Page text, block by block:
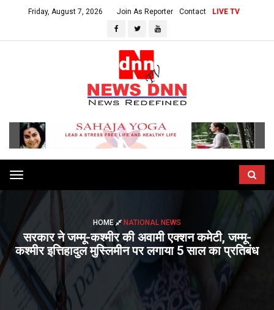
Friday, August 7, 2026 Join As Reporter Contact LIVE TV
Toggle
navigation
HOME NATIONAL NEWS
सरकार ने जम्मू-कश्मीर की अवामी एक्शन कमेटी, जम्मू-
कश्मीर इत्तिहादुल मुस्लिमीन पर लगाया 5 साल का प्रतिबंध